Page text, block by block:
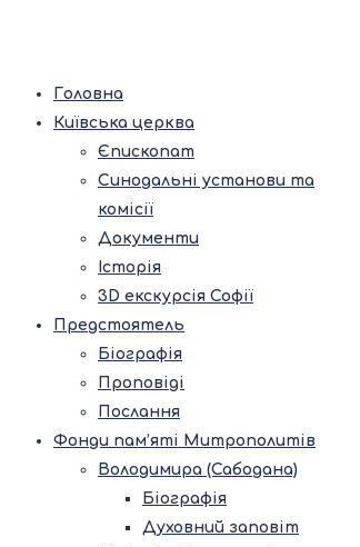
Головна
Київська церква
Єпископат
Синодальні установи та
комісії
Документи
Історія
3D екскурсія Софії
Предстоятель
Біографія
Проповіді
Послання
Фонди пам’яті Митрополитів
Володимира (Сабодана)
Біографія
Духовний заповіт